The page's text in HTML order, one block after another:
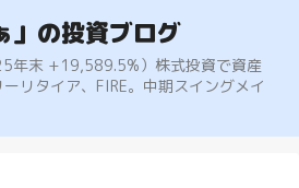
」の投資ブログ
年末 +19,589.5%）株式投資で資産
リタイア、FIRE。中期スイングメイ